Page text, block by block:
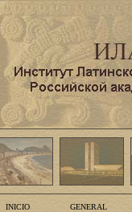
INICIO GENERAL